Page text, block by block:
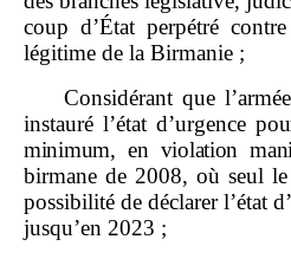
coup d’État perpétré
légitime de la Birmanie ;
Considérant que
instauré l’état d’urgence
minimum, en violation
birmane de 2008, où seul
possibilité de déclarer l’état
jusqu’en 2023 ;